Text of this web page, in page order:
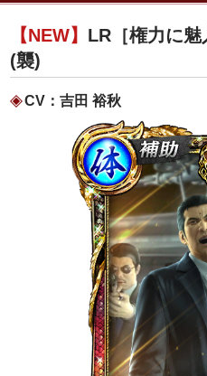
【NEW】 LR［権力に
(襲)
CV：吉田 裕秋